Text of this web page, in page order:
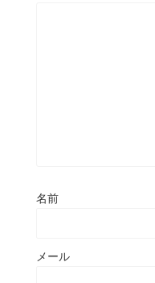
名前
メール